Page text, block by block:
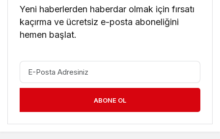
Yeni haberlerden haberdar olmak için fırsatı
kaçırma ve ücretsiz e-posta aboneliğini
hemen başlat.
ABONE OL